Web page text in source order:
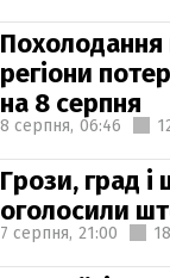
Похолодання
регіони
на 8 серпня
8 серпня, 06:46
Грози, град і
оголосили
7 серпня, 21:00